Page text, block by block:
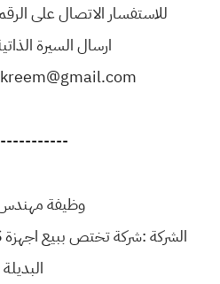
للاستفسار الاتصال على الرقم
ارسال السيرة
وظيفة
البديلة